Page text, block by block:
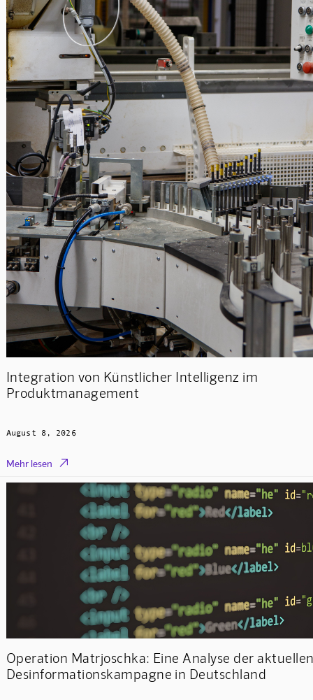
Integration von Künstlicher Intelligenz im
Produktmanagement
August 8, 2026
Mehr lesen 
Operation Matrjoschka: Eine Analyse der
Desinformationskampagne in Deutschland